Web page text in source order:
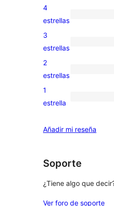
valoración
de
0
valoraciones
de
4
estrellas
0
valoraciones
de
3
estrellas
0
valoraciones
de
estrellas
2
estrellas
2
de
1
estrella
Añadir mi reseña
Soporte
¿Tiene algo que
Ver foro de soporte